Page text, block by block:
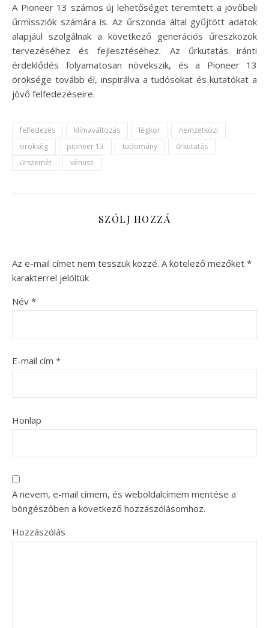
A Pioneer 13 számos új lehetőséget teremtett a jövőbeli
űrmissziók számára is. Az űrszonda által gyűjtött adatok
alapjául szolgálnak a következő generációs űreszközök
tervezéséhez és fejlesztéséhez. Az űrkutatás iránti
érdeklődés folyamatosan növekszik, és a Pioneer 13
öröksége tovább él, inspirálva a tudósokat és kutatókat a
jövő felfedezéseire.
felfedezés klímaváltozás légkör
nemzetközi
örökség
pioneer 13 tudomány
űrkutatás
űrszemét
vénusz
SZÓLJ HOZZÁ
Az e-mail címet nem tesszük közzé. A kötelező mezőket *
karakterrel jelöltük
Név *
E-mail cím *
Honlap
A nevem, e-mail címem, és weboldalcímem mentése a
böngészőben a következő hozzászólásomhoz.
Hozzászólás